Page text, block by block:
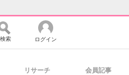
検索 ログイン
リサーチ 会員記事